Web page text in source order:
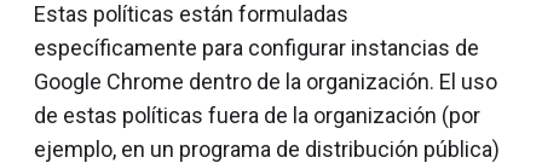
Estas políticas están formuladas
específicamente para configurar instancias de
Google Chrome dentro de la organización. El uso
de estas políticas fuera de la organización (por
ejemplo, en un programa de distribución pública)